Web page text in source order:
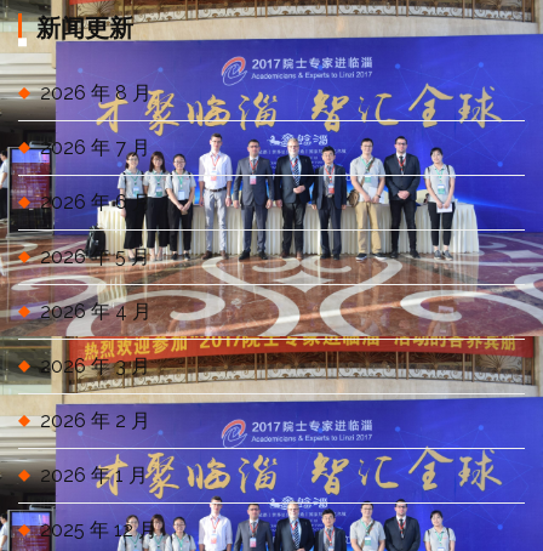
类新闻更新
2026 年 8 月
2026 年 7 月
2026 年 6 月
2026 年 5 月
2026 年 4 月
2026 年 3 月
2026 年 2 月
2026 年 1 月
2025 年 12 月